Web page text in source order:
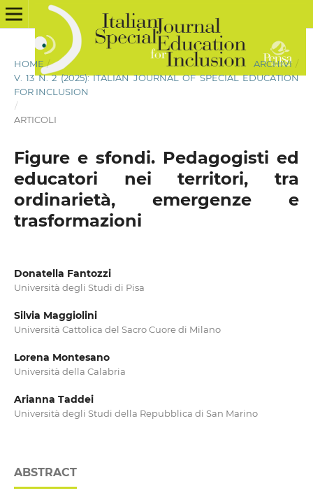
HOME / ARCHIVI /
V. 13 N. 2 (2025): ITALIAN JOURNAL OF SPECIAL EDUCATION
FOR INCLUSION
/
ARTICOLI
Figure e sfondi. Pedagogisti ed
educatori nei territori, tra
ordinarietà, emergenze e
trasformazioni
Donatella Fantozzi
Università degli Studi di Pisa
Silvia Maggiolini
Università Cattolica del Sacro Cuore di Milano
Lorena Montesano
Università della Calabria
Arianna Taddei
Università degli Studi della Repubblica di San Marino
ABSTRACT